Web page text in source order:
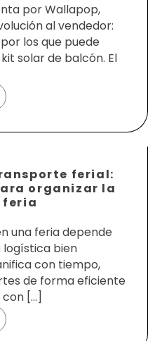
por Wallapop,
al vendedor:
los que puede
solar de balcón. El
ferial:
organizar la
feria
una feria depende
bien
con tiempo,
de forma eficiente
[…]